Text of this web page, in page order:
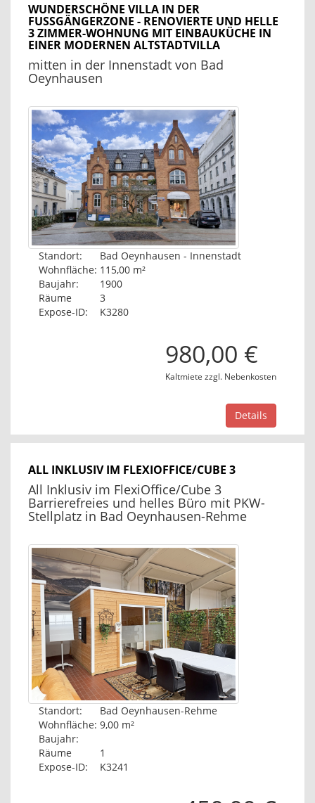
WUNDERSCHÖNE VILLA IN DER
FUSSGÄNGERZONE - RENOVIERTE UND HELLE 3
ZIMMER-WOHNUNG MIT EINBAUKÜCHE IN E
INER MODERNEN ALTSTADTVILLA
mitten in der Innenstadt von Bad
Oeynhausen
Standort:
Bad Oeynhausen - Innenstadt
Wohnfläche: 115,00 m²
Baujahr:
1900
Räume
3
Expose-ID:
K3280
980,00 €
Kaltmiete zzgl. Nebenkosten
Details
ALL INKLUSIV IM FLEXIOFFICE/CUBE 3
All Inklusiv im FlexiOffice/Cube 3
Barrierefreies und helles Büro mit PKW-
Stellplatz in Bad Oeynhausen-Rehme
Standort:
Bad Oeynhausen-Rehme
Wohnfläche: 9,00 m²
Baujahr:
Räume
1
Expose-ID:
K3241